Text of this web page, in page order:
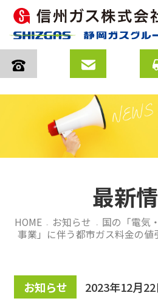
最新
HOME > お知らせ >
国の「電気
事業」に伴う都市ガス料金の値
お知らせ 2023年12月22